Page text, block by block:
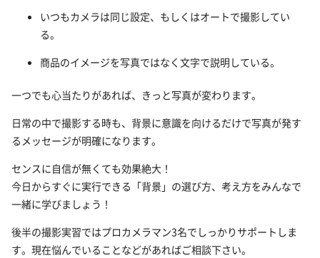
いつもカメラは同じ設定、もしくはオートで撮影してい
る。
商品のイメージを写真ではなく文字で説明している。
一つでも心当たりがあれば、きっと写真が変わります。
日常の中で撮影する時も、背景に意識を向けるだけで写真が発す
るメッセージが明確になります。
センスに自信が無くても効果絶大！
今日からすぐに実行できる「背景」の選び方、考え方をみんなで
一緒に学びましょう！
後半の撮影実習ではプロカメラマン3名でしっかりサポートしま
す。現在悩んでいることなどがあればご相談下さい。